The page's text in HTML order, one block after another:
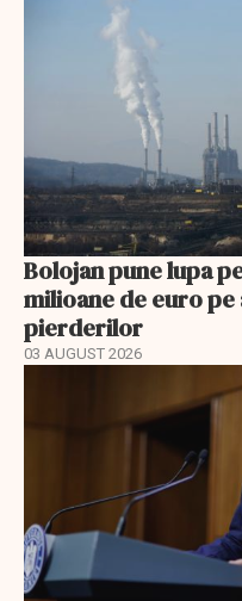
Bolojan pune lupa
milioane de euro
pierderilor
03 AUGUST 2026